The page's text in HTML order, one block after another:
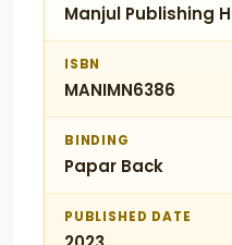
Manjul Publishing
ISBN
MANIMN6386
BINDING
Papar Back
PUBLISHED DATE